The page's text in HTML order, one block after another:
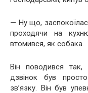
— Ну що,
проходячи на
втомився, як собака.
Він поводився так,
дзвінок був
зв’язку. Він був